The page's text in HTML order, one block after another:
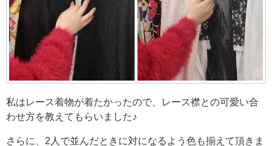
私はレース着物が着たかったので、レース襟との可愛い合
わせ方を教えてもらいました♪
さらに、2人で並んだときに対になるよう色も揃えて頂きま